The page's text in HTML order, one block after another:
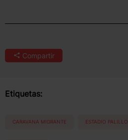
Compartir
Etiquetas:
CARAVANA MIGRANTE ESTADIO PALILLO